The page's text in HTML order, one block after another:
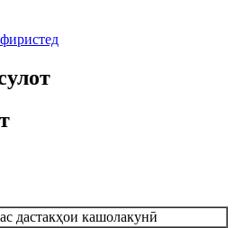
дастакҳои кашолакунӣ